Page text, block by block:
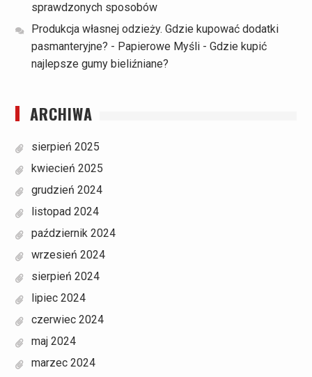
sprawdzonych sposobów
Produkcja własnej odzieży. Gdzie kupować dodatki
pasmanteryjne? - Papierowe Myśli- Gdzie kupić
najlepsze gumy bieliźniane?
ARCHIWA
sierpień 2025
kwiecień 2025
grudzień 2024
listopad 2024
październik 2024
wrzesień 2024
sierpień 2024
lipiec 2024
czerwiec 2024
maj 2024
marzec 2024